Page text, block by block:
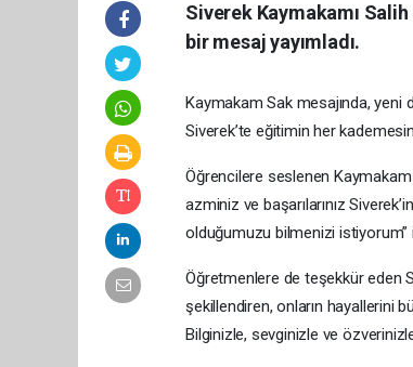
Siverek Kaymakamı Salih
bir mesaj yayımladı.
Kaymakam Sak mesajında, yeni
Siverek’te eğitimin her
Öğrencilere seslenen Kaymakam
azminiz ve başarılarınız
olduğumuzu bilmenizi istiyorum”
Öğretmenlere de teşekkür eden
şekillendiren, onların hayallerini
Bilginizle, sevginizle ve